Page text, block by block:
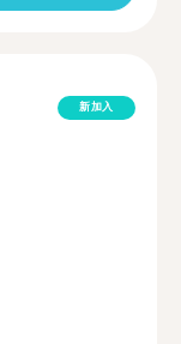
新加入